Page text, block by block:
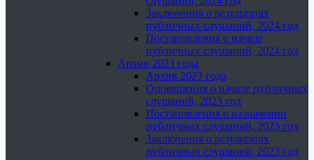
Заключения о результатах
публичных слушаний, 2024 год
Постановления о начале
публичных слушаний, 2024 год
Архив 2023 года
Архив 2023 года
Оповещения о начале публичных
слушаний, 2023 год
Постановления о назначении
публичных слушаний, 2023 год
Заключения о результатах
публичных слушаний, 2023 год